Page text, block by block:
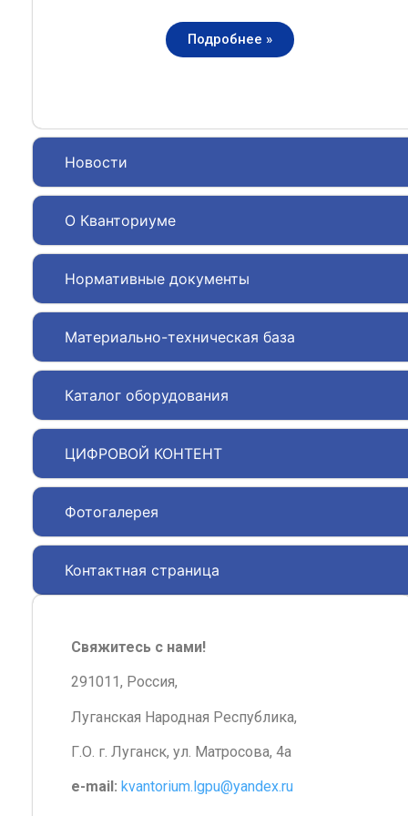
Новости
О Кванториуме
Нормативные документы
Материально-техническая база
Каталог оборудования
ЦИФРОВОЙ КОНТЕНТ
Фотогалерея
Контактная страница
Подробнее »
Свяжитесь с нами!
291011, Россия,
Луганская Народная Республика,
Г.О. г. Луганск, ул. Матросова, 4а
e-mail: kvantorium.lgpu@yandex.ru